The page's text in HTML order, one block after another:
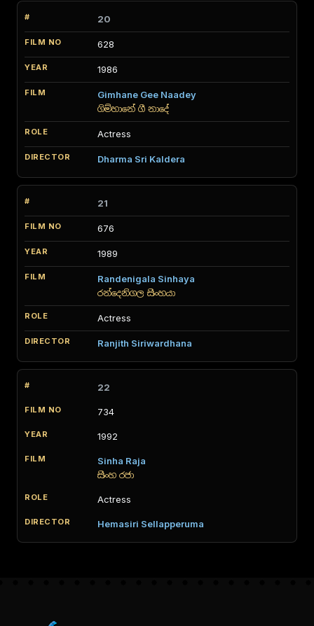
20
628
1986
Gimhane Gee Naadey
ගිම්හානේ ගී නාදේ
Actress
Dharma Sri Kaldera
21
676
1989
Randenigala Sinhaya
රන්දෙනිගල සිංහයා
Actress
Ranjith Siriwardhana
22
734
1992
Sinha Raja
සිංහ රජා
Actress
Hemasiri Sellapperuma